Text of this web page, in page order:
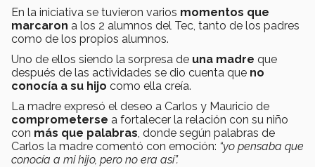
En la iniciativa se tuvieron varios momentos que
marcaron a los 2 alumnos del Tec, tanto de los padres
como de los propios alumnos.
Uno de ellos siendo la sorpresa de una madre que
después de las actividades se dio cuenta que no
conocía a su hijo como ella creía.
La madre expresó el deseo a Carlos y Mauricio de
comprometerse a fortalecer la relación con su niño
con más que palabras, donde según palabras de
Carlos la madre comentó con emoción: “yo pensaba que
conocía a mi hijo, pero no era así”.